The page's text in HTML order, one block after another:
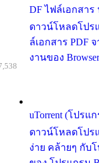
DF ไฟล์เอกสาร
ดาวน์โหลดโปรแ
ล์เอกสาร PDF
งานของ
uTorrent (โปรแ
ดาวน์โหลดโปร
ง่าย คล้ายๆ กับ